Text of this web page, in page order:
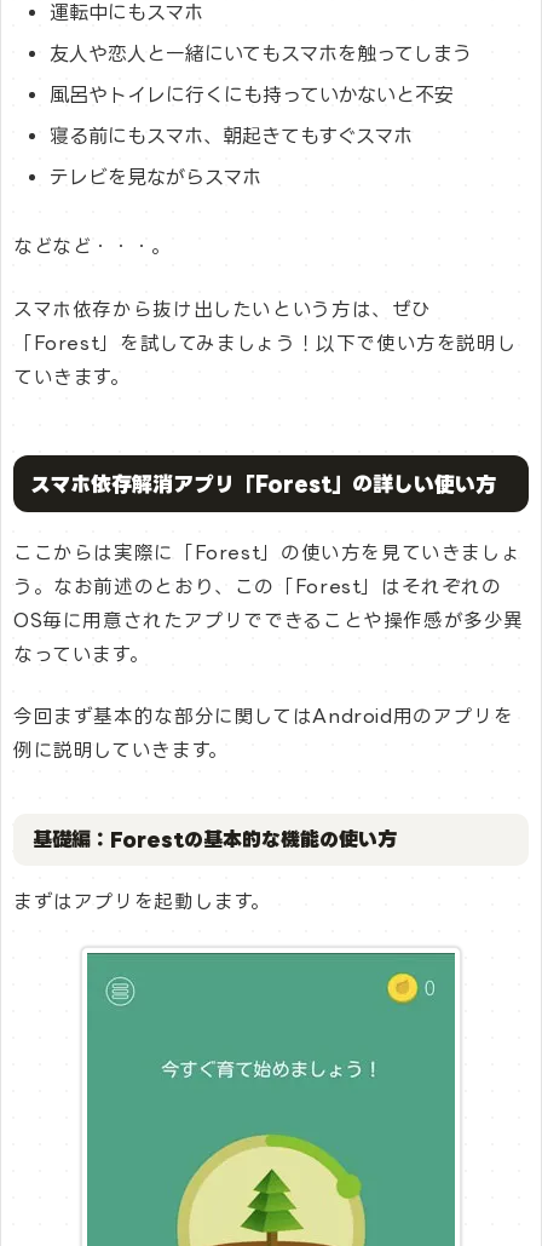
運転中にもスマホ
友人や恋人と一緒にいてもスマホを触ってしまう
風呂やトイレに行くにも持っていかないと不安
寝る前にもスマホ、朝起きてもすぐスマホ
テレビを見ながらスマホ
などなど・・・。
スマホ依存から抜け出したいという方は、ぜひ
「Forest」を試してみましょう！以下で使い方を説明し
ていきます。
スマホ依存解消アプリ「Forest」の詳しい使い方
ここからは実際に「Forest」の使い方を見ていきましょ
う。なお前述のとおり、この「Forest」はそれぞれの
OS毎に用意されたアプリでできることや操作感が多少異
なっています。
今回まず基本的な部分に関してはAndroid用のアプリを
例に説明していきます。
基礎編：Forestの基本的な機能の使い方
まずはアプリを起動します。